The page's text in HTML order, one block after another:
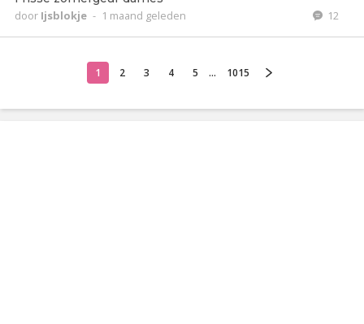
door Ijsblokje - 1 maand geleden 12
1 2 3 4 5 ... 1015